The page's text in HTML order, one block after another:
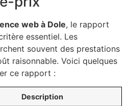
web à Dole, le rapport
essentiel. Les
souvent des prestations
raisonnable. Voici quelques
ce rapport :
Description